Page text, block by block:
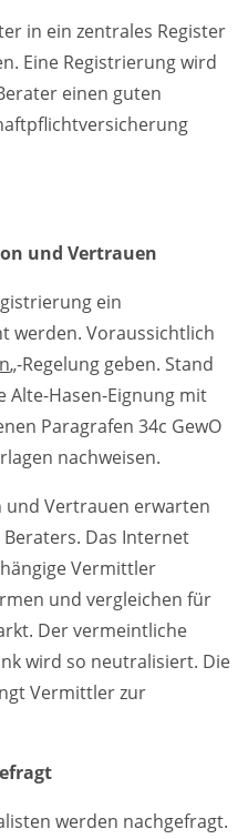
in ein zentrales Register
Eine Registrierung wird
einen guten
und Vertrauen
ein
werden. Voraussichtlich
„-Regelung geben. Stand
Hasen-Eignung mit
Paragrafen 34c GewO
nachweisen.
und Vertrauen erwarten
Das Internet
Vermittler
und vergleichen für
Der vermeintliche
wird so neutralisiert. Die
Vermittler zur
werden nachgefragt.